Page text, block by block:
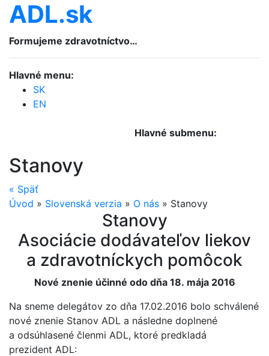
ADL.sk
Formujeme zdravotníctvo…
Hlavné menu:
SK
EN
Hlavné submenu:
Stanovy
« Späť
Úvod » Slovenská verzia » O nás » Stanovy
Stanovy
Asociácie dodávateľov liekov
a zdravotníckych pomôcok
Nové znenie účinné odo dňa 18. mája 2016
Na sneme delegátov zo dňa 17.02.2016 bolo schválené
nové znenie Stanov ADL a následne doplnené
a odsúhlasené členmi ADL, ktoré predkladá
prezident ADL: